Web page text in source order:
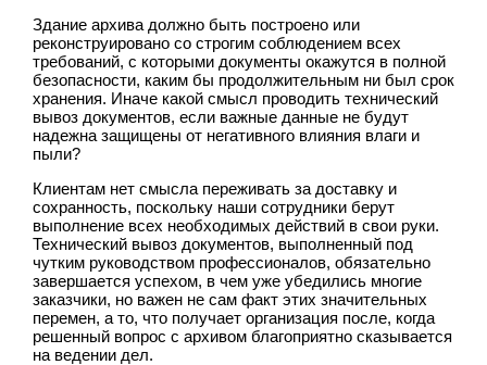
Здание архива должно быть построено или
реконструировано со строгим соблюдением всех
требований, с которыми документы окажутся в полной
безопасности, каким бы продолжительным ни был срок
хранения. Иначе какой смысл проводить технический
вывоз документов, если важные данные не будут
надежна защищены от негативного влияния влаги и
пыли?
Клиентам нет смысла переживать за доставку и
сохранность, поскольку наши сотрудники берут
выполнение всех необходимых действий в свои руки.
Технический вывоз документов, выполненный под
чутким руководством профессионалов, обязательно
завершается успехом, в чем уже убедились многие
заказчики, но важен не сам факт этих значительных
перемен, а то, что получает организация после, когда
решенный вопрос с архивом благоприятно сказывается
на ведении дел.